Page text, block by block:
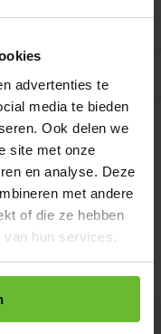
advertenties te
media te bieden
Ook delen we
site met onze
en analyse. Deze
met andere
of die ze hebben
hun services.
dezelfde dag
€6,45
stuk en bespaar 10%